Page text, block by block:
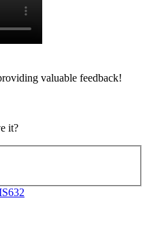
valuable feedback!
it?